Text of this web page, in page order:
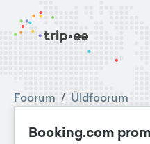
Foorum / Üldfoorum
Booking.com